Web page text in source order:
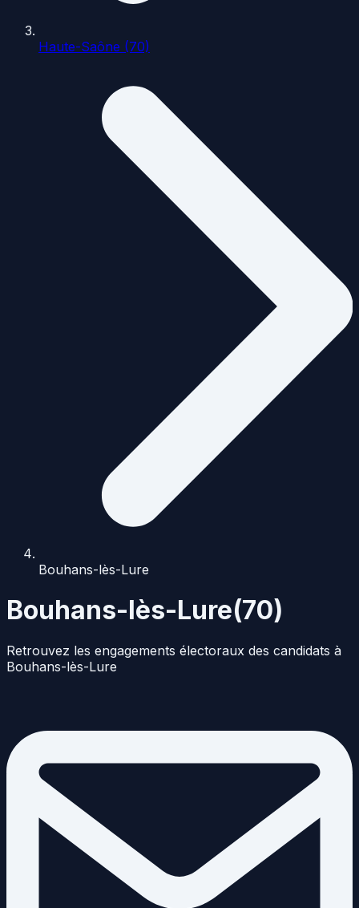
Haute-Saône (70)
Bouhans-lès-Lure
Bouhans-lès-Lure(70)
Retrouvez les engagements électoraux des candidats à
Bouhans-lès-Lure